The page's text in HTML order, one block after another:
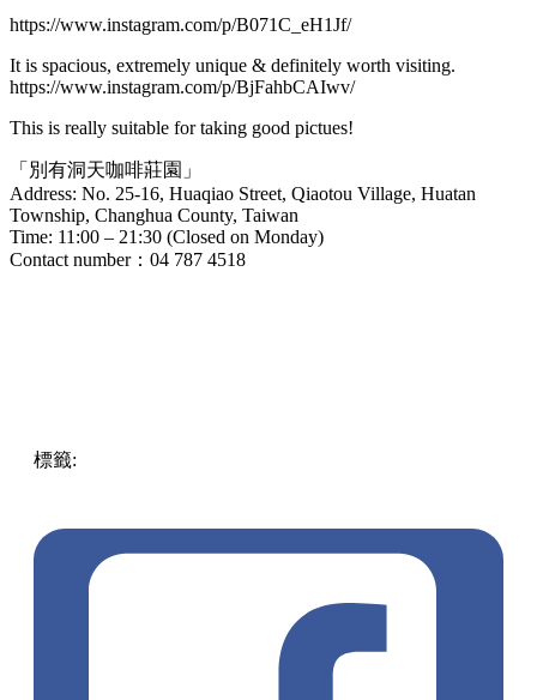
https://www.instagram.com/p/B071C_eH1Jf/
It is spacious, extremely unique & definitely worth visiting.
https://www.instagram.com/p/BjFahbCAIwv/
This is really suitable for taking good pictues!
「別有洞天咖啡莊園」
Address: No. 25-16, Huaqiao Street, Qiaotou Village, Huatan
Township, Changhua County, Taiwan
Time: 11:00 – 21:30 (Closed on Monday)
Contact number：04 787 4518
標籤: